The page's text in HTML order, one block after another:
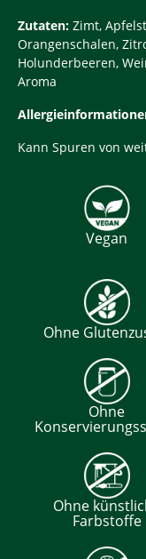
Zutaten: Zimt,
Orangenschalen,
Holunderbeeren,
Aroma
Kann Spuren von
Vegan
Ohne
Ohne
Ohne
Farbstoffe